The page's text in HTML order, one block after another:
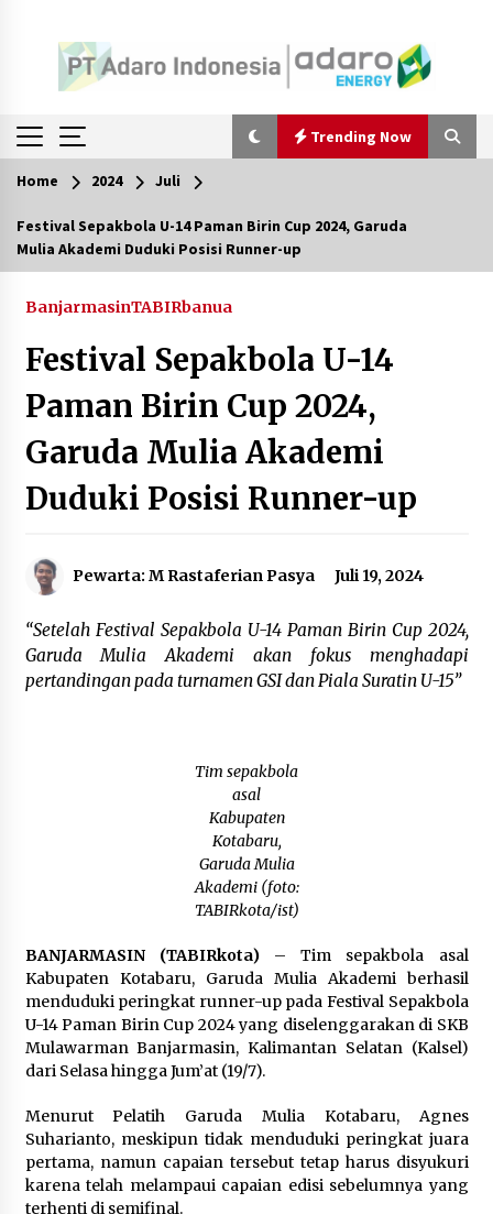
Trending Now
Trending Now
Pimpin Kaji Tiru ke Bantul DIY, Wabup Barito
Ketika Pasien Dianggap Beban: Runtuhnya
Empati dan Etika Dokter di Ruang Digital
Agustus 7, 2026
Berenang bersama Empat Temannya, Gadis di
HST Tewas Tenggelam di Sungai Kajung
Agustus 6, 2026
Cetak SDM Berkualitas, Bupati Balangan
Salurkan Bantuan Pendidikan kepada 2.751
Agustus 6, 2026
Kembangkan Menu Pangan Lokal, TP PKK
Balangan Boyong Trofi Juara Pertama Lomba
Tingkatkan SDM Lokal, BIS Group Luncurkan
Program Pelatihan Operator Alat Berat GTO
Agustus 6, 2026
HUT ke-51, Indocement Perkuat Inovasi dan
Keberlanjutan Masa Depan Lebih Hijau
Agustus 6, 2026
Hari Kedua Kaji Tiru di DIY, Bupati Barito Utara
Pimpin Kunker ke Pemkab Gunung Kidul
Agustus 5, 2026
Eksekusi Putusan PN, Kejari Kotabaru Setor
Agustus 5, 2026
Hadiri Forum Komunikasi dan Kemitraan BPJS,
Sekda Tapin Komitmen Tingkatkan Layanan
Kesehatan
Home 2024 Juli
Festival Sepakbola U-14 Paman Birin Cup 2024, Garuda
Mulia Akademi Duduki Posisi Runner-up
BanjarmasinTABIRbanua
Festival Sepakbola U-14
Paman Birin Cup 2024,
Garuda Mulia Akademi
Duduki Posisi Runner-up
Pewarta: M Rastaferian Pasya Juli 19, 2024
“Setelah Festival Sepakbola U-14 Paman Birin Cup 2024,
Garuda Mulia Akademi akan fokus menghadapi
pertandingan pada turnamen GSI dan Piala Suratin U-15”
Tim sepakbola
asal
Kabupaten
Kotabaru,
Garuda Mulia
Akademi (foto:
TABIRkota/ist)
BANJARMASIN (TABIRkota) – Tim sepakbola asal
Kabupaten Kotabaru, Garuda Mulia Akademi berhasil
menduduki peringkat runner-up pada Festival Sepakbola
U-14 Paman Birin Cup 2024 yang diselenggarakan di SKB
Mulawarman Banjarmasin, Kalimantan Selatan (Kalsel)
dari Selasa hingga Jum’at (19/7).
Menurut Pelatih Garuda Mulia Kotabaru, Agnes
Suharianto, meskipun tidak menduduki peringkat juara
pertama, namun capaian tersebut tetap harus disyukuri
karena telah melampaui capaian edisi sebelumnya yang
terhenti di semifinal.